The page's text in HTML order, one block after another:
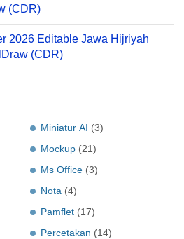
(CDR)
2026 Editable Jawa Hijriyah
(CDR)
Miniatur AI (3)
Mockup (21)
Ms Office (3)
Nota (4)
Pamflet (17)
Percetakan (14)